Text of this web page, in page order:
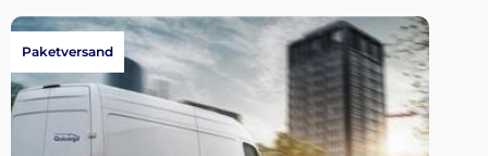
Paketversand